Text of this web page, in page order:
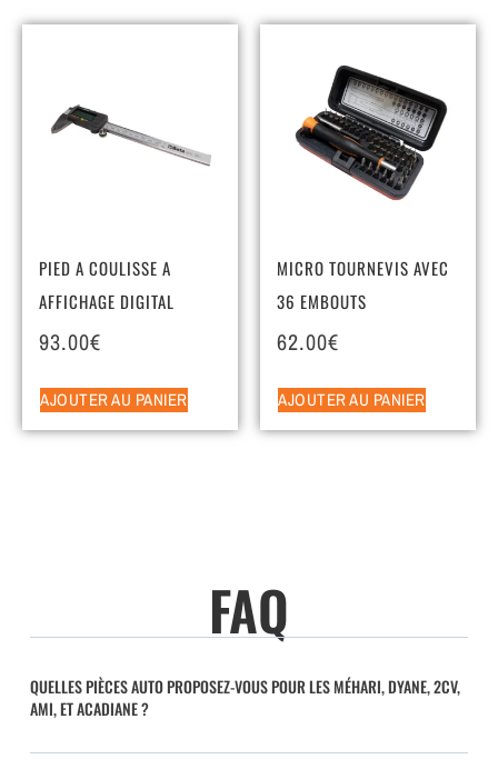
PIED A COULISSE A
AFFICHAGE DIGITAL
93.00€
AJOUTER AU PANIER
MICRO TOURNEVIS AVEC
36 EMBOUTS
62.00€
AJOUTER AU PANIER
FAQ
QUELLES PIÈCES AUTO PROPOSEZ-VOUS POUR LES MÉHARI, DYANE, 2CV,
AMI, ET ACADIANE ?